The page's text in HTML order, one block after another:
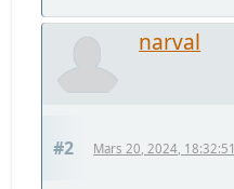
narval
#2 Mars 20, 2024, 18:32:51